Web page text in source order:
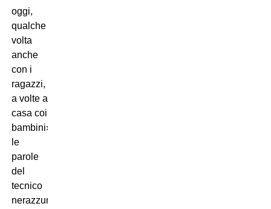
oggi,
qualche
volta
anche
con i
ragazzi,
a volte a
casa coi
bambini»,
le
parole
del
tecnico
nerazzurro